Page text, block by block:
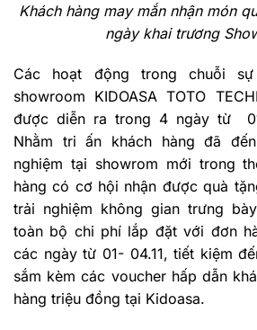
Khách hàng may mắn nhận món
ngày khai trương
Các hoạt động trong chuỗi
showroom KIDOASA TOTO
được diễn ra trong 4 ngày từ
Nhằm tri ấn khách hàng đã
nghiệm tại showrom mới trong
hàng có cơ hội nhận được quà
trải nghiệm không gian trưng
toàn bộ chi phí lắp đặt với đơn
các ngày từ 01- 04.11, tiết kiệm
sắm kèm các voucher hấp dẫn
hàng triệu đồng tại Kidoasa.